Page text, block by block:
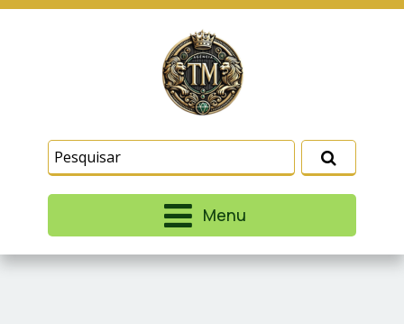
Menu
similares para lembrar e entender como você usa
nosso site, analisar seu uso de nossos produtos
e serviços, ajudar com nossos esforços de
marketing e fornecer conteúdo de terceiros. Leia
Termos e CondiçõesePolítica de